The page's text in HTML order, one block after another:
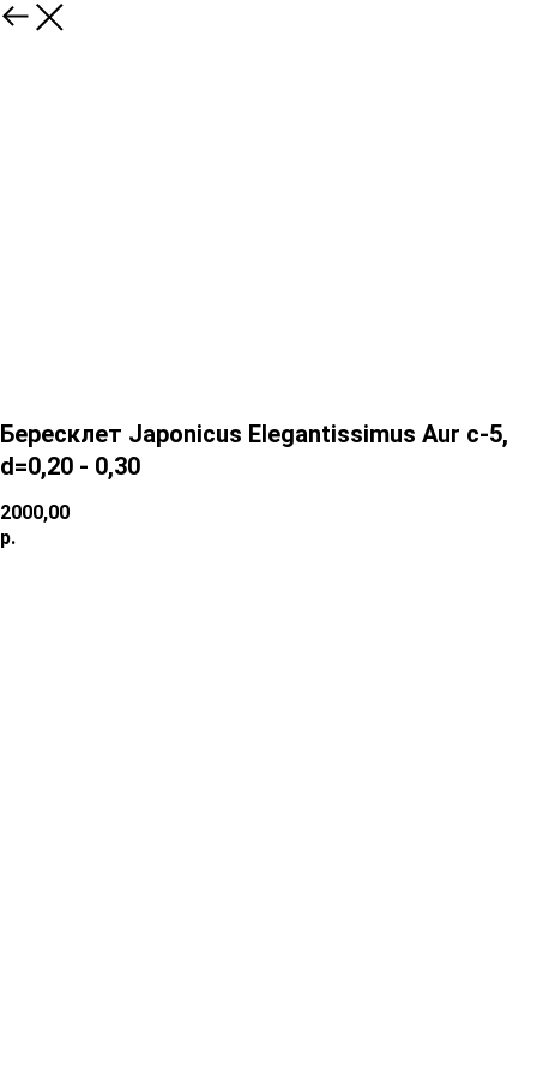
Бересклет Japonicus Elegantissimus Aur c-5,
d=0,20 - 0,30
2000,00
р.